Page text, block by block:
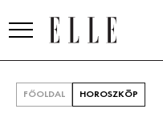
FŐOLDAL HOROSZKÓP